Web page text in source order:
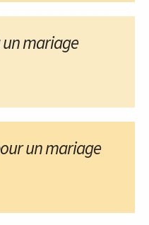
mariage
un mariage